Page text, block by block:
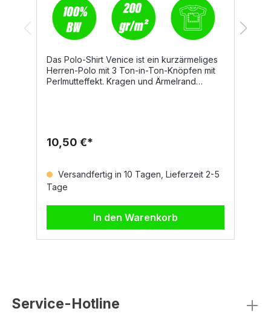
Das Polo-Shirt Venice ist ein kurzärmeliges
Herren-Polo mit 3 Ton-in-Ton-Knöpfen mit
Perlmutteffekt. Kragen und Ärmelrand
erhältlich.Eigenschaften und Material100%
Weiß, Marineblau, Königsblau,
RauchgrauAuf Anfrage auch in Gelb,
und weiteren Farbtönen erhältlichJetzt
10,50 €*
Versandfertig in 10 Tagen, Lieferzeit 2-5
Tage
In den Warenkorb
Service-Hotline